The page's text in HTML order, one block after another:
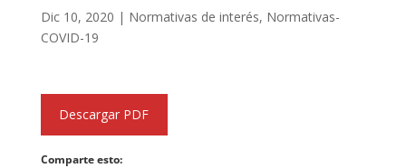
Dic 10, 2020 | Normativas de interés, Normativas-
COVID-19
Descargar PDF
Comparte esto: